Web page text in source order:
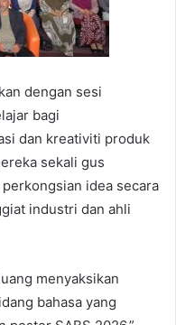
dengan sesi
bagi
dan kreativiti produk
sekali gus
idea secara
industri dan ahli
menyaksikan
bahasa yang